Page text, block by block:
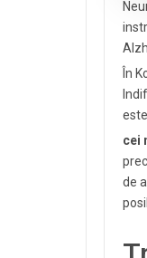
În
cei
de